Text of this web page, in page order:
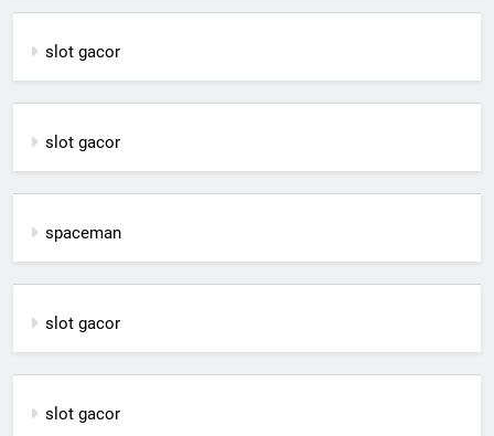
slot gacor
slot gacor
spaceman
slot gacor
slot gacor